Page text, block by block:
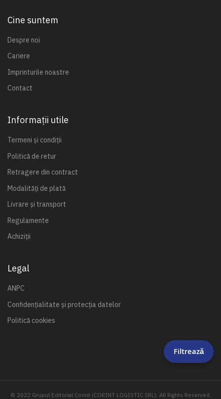
Cine suntem
Despre noi
Cariere
Imprinturile noastre
Contact
Informații utile
Termeni și condiții
Politică de retur
Retragere din contract
Modalități de plată
Livrare și transport
Regulamente
Achiziții
Legal
ANPC
Confidențialitate și protecția datelor
Politică cookies
© 2022 Grupul Editorial Corint (CORINT LOGISTIC SRL). All Rights Reserved.
Filtrează